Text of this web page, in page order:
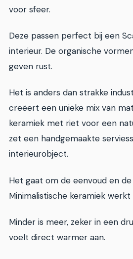
voor sfeer.
Deze passen perfect bij een
interieur. De organische
geven rust.
Het is anders dan strakke
creëert een unieke mix van
keramiek met riet voor een
zet een handgemaakte
interieurobject.
Het gaat om de eenvoud en
Minimalistische keramiek
Minder is meer, zeker in een
voelt direct warmer aan.